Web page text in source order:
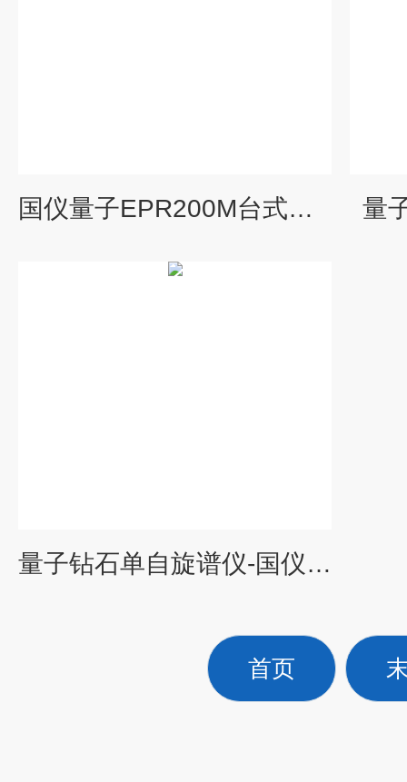
国仪量子EPR200M台式电子顺磁共振波谱仪 量
量子钻石单自旋谱仪-国仪量子
首页